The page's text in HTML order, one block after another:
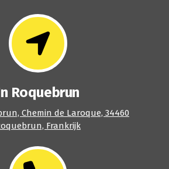
Roquebrun
Chemin de Laroque, 34460
Frankrijk